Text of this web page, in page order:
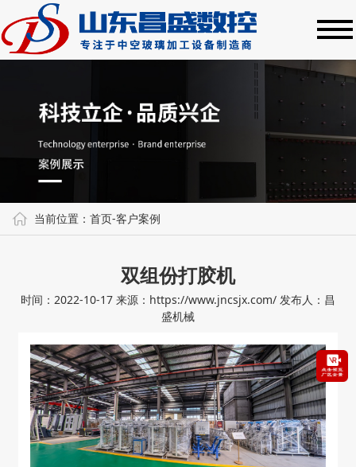
当前位置： 首页-客户案例
双组份打胶机
时间：2022-10-17 来源：https://www.jncsjx.com/ 发布人：昌
盛机械